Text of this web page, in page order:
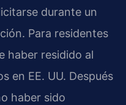
durante un
Para residentes
haber residido al
en EE. UU. Después
haber sido